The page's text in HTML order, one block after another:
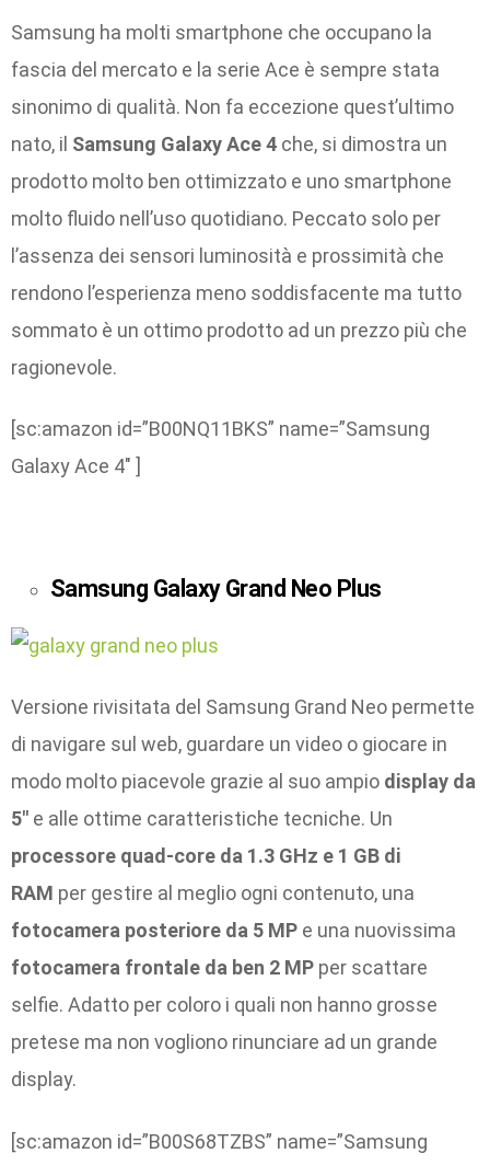
Samsung ha molti smartphone che occupano la
fascia del mercato e la serie Ace è sempre stata
sinonimo di qualità. Non fa eccezione quest’ultimo
nato, il Samsung Galaxy Ace 4 che, si dimostra un
prodotto molto ben ottimizzato e uno smartphone
molto fluido nell’uso quotidiano. Peccato solo per
l’assenza dei sensori luminosità e prossimità che
rendono l’esperienza meno soddisfacente ma tutto
sommato è un ottimo prodotto ad un prezzo più che
ragionevole.
[sc:amazon id=”B00NQ11BKS” name=”Samsung
Galaxy Ace 4″ ]
Samsung Galaxy Grand Neo Plus
Versione rivisitata del Samsung Grand Neo permette
di navigare sul web, guardare un video o giocare in
modo molto piacevole grazie al suo ampio display da
5″ e alle ottime caratteristiche tecniche. Un
processore quad-core da 1.3 GHz e 1 GB di
RAM per gestire al meglio ogni contenuto, una
fotocamera posteriore da 5 MP e una nuovissima
fotocamera frontale da ben 2 MP per scattare
selfie. Adatto per coloro i quali non hanno grosse
pretese ma non vogliono rinunciare ad un grande
display.
[sc:amazon id=”B00S68TZBS” name=”Samsung